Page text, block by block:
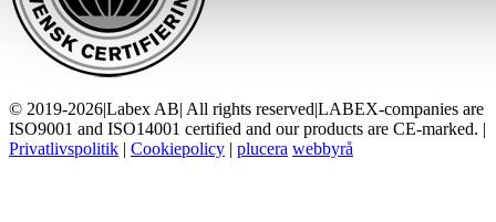
© 2019-2026|Labex AB| All rights reserved|LABEX-companies are
ISO9001 and ISO14001 certified and our products are CE-marked. |
Privatlivspolitik | Cookiepolicy | plucera webbyrå